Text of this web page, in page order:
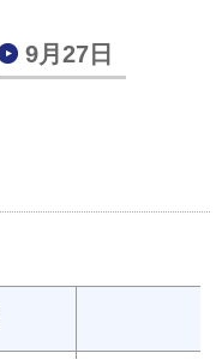
9月27日